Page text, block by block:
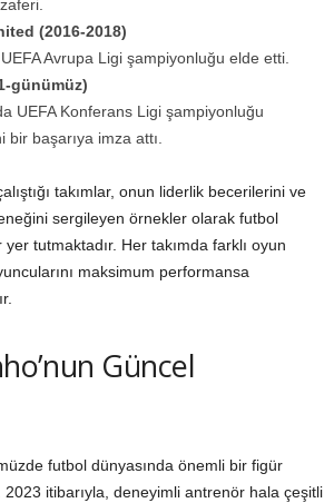
(2016-2018)
Avrupa Ligi şampiyonluğu elde etti.
günümüz)
UEFA Konferans Ligi şampiyonluğu
bir başarıya imza attı.
takımlar, onun liderlik becerilerini ve
sergileyen örnekler olarak futbol
tutmaktadır. Her takımda farklı oyun
maksimum performansa
Güncel
futbol dünyasında önemli bir figür
itibarıyla, deneyimli antrenör hala çeşitli